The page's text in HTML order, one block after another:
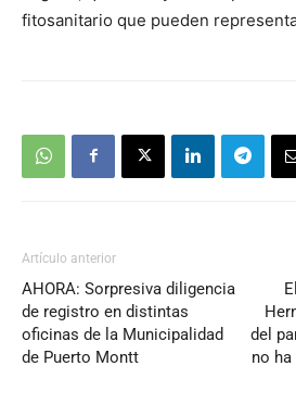
fitosanitario que pueden
Artículo anterior
AHORA: Sorpresiva diligencia
de registro en distintas
oficinas de la Municipalidad
de Puerto Montt
del
no